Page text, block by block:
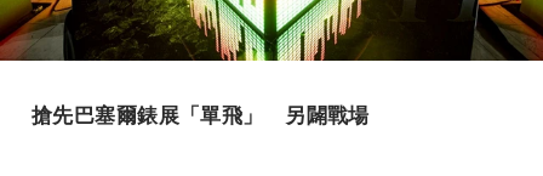
搶先巴塞爾錶展「單飛」 另闢戰場